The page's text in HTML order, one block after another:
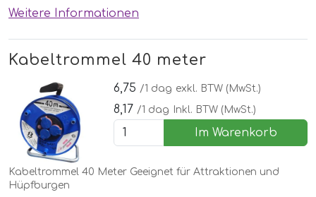
Weitere Informationen
Kabeltrommel 40 meter
6,75 /1 dag exkl. BTW (MwSt.)
8,17 /1 dag Inkl. BTW (MwSt.)
Im Warenkorb
Kabeltrommel 40 Meter Geeignet für Attraktionen und
Hüpfburgen